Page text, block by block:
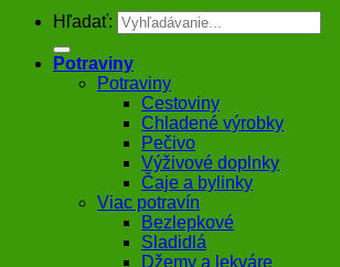
Hľadať:
Potraviny
Potraviny
Cestoviny
Chladené výrobky
Pečivo
Výživové doplnky
Čaje a bylinky
Viac potravín
Bezlepkové
Sladidlá
Džemy a lekváre